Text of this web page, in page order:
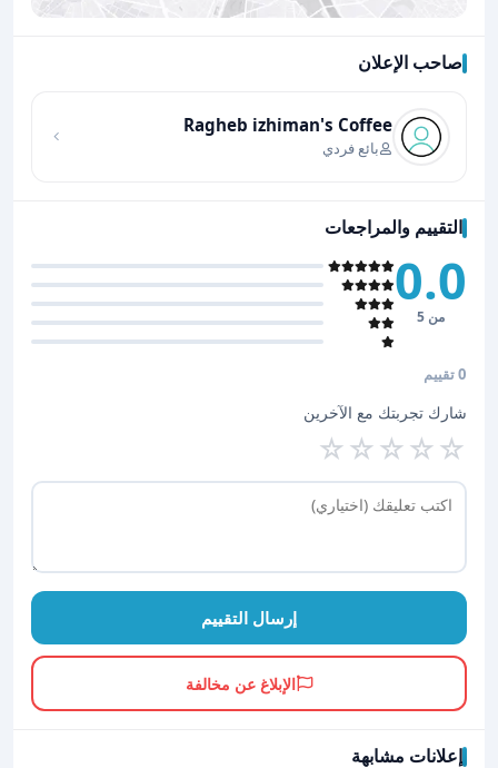
صاحب الإعلان
Ragheb izhiman's Coffee
بائع فردي
التقييم والمراجعات
0.0
من 5
0 تقييم
شارك تجربتك مع الآخرين
☆
☆
☆
☆
☆
إرسال التقييم
الإبلاغ عن مخالفة
إعلانات مشابهة